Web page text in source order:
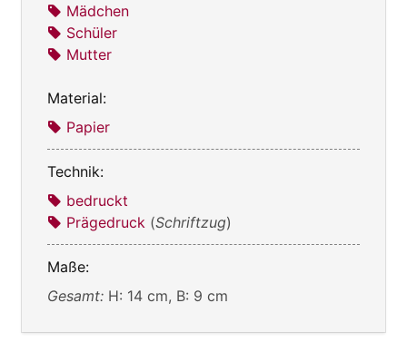
Mädchen
Schüler
Mutter
Material:
Papier
Technik:
bedruckt
Prägedruck (Schriftzug)
Maße:
Gesamt: H: 14 cm, B: 9 cm